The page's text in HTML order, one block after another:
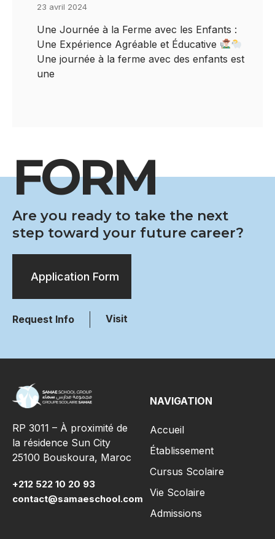
23 avril 2024
Une Journée à la Ferme avec les Enfants :
Une Expérience Agréable et Éducative
Une journée à la ferme avec des enfants est
une
FORM
Are you ready to take the next
step toward your future career?
Application Form
Request Info Visit
RP 3011 – À proximité de
la résidence Sun City
25100 Bouskoura, Maroc
+212 522 10 20 93
contact@samaeschool.com
NAVIGATION
Accueil
Établissement
Cursus Scolaire
Vie Scolaire
Admissions